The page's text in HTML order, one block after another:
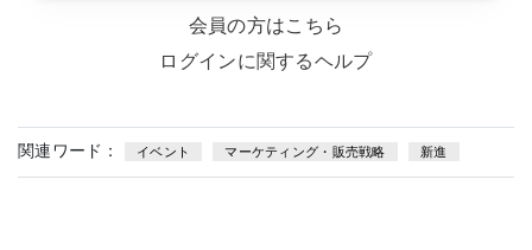
会員の方はこちら
ログインに関するヘルプ
関連ワード： イベント マーケティング・販売戦略 新進